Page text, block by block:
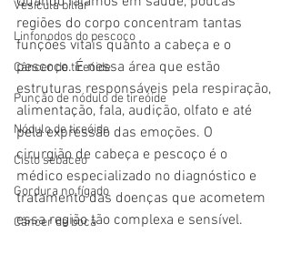
Vesícula biliar
Linfonodos do pescoço
Câncer de tireóide
Punção de nódulo de tireóide
Nódulo de tireóide
Cisto sebáceo
Gordura no fígado
Câncer de boca
regiões do corpo concentram tantas
funções vitais quanto a cabeça e o
pescoço. É nessa área que estão
estruturas responsáveis pela respiração,
alimentação, fala, audição, olfato e até
pela expressão das emoções. O
cirurgião de cabeça e pescoço é o
médico especializado no diagnóstico e
tratamento das doenças que acometem
essa região tão complexa e sensível.